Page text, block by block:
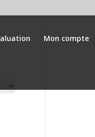
Mon compte